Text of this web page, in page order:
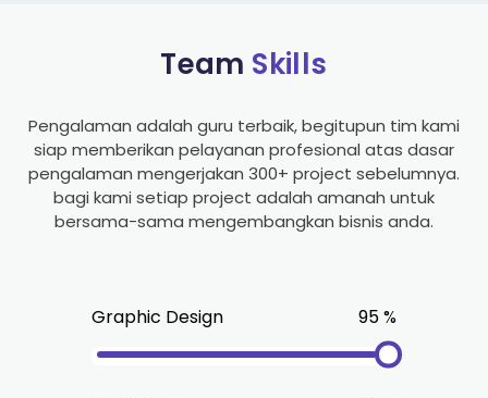
Team Skills
Pengalaman adalah guru terbaik, begitupun tim kami
siap memberikan pelayanan profesional atas dasar
pengalaman mengerjakan 300+ project sebelumnya.
bagi kami setiap project adalah amanah untuk
bersama-sama mengembangkan bisnis anda.
Graphic Design 95%